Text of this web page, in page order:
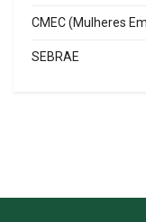
CMEC (Mulheres
SEBRAE